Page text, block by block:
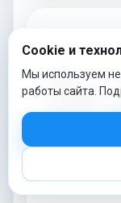
Cookie и
Мы используем
работы сайта.